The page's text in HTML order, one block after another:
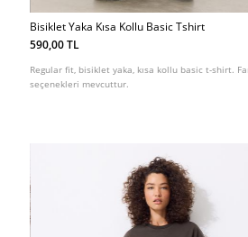
Bisiklet Yaka Kısa Kollu Basic Tshirt
590,00 TL
Regular fit, bisiklet yaka, kısa kollu basic t-shirt.
seçenekleri mevcuttur.